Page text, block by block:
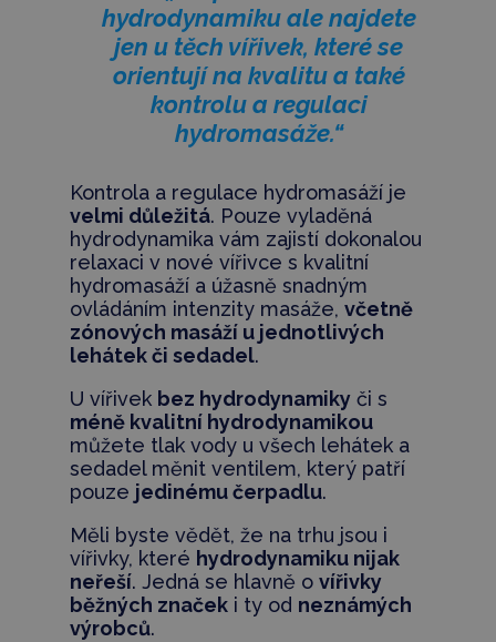
hydrodynamiku ale najdete
jen u těch vířivek, které se
orientují na kvalitu a také
kontrolu a regulaci
hydromasáže.“
Kontrola a regulace hydromasáží je
velmi důležitá. Pouze vyladěná
hydrodynamika vám zajistí dokonalou
relaxaci v nové vířivce s kvalitní
hydromasáží a úžasně snadným
ovládáním intenzity masáže, včetně
zónových masáží u jednotlivých
lehátek či sedadel.
U vířivek bez hydrodynamikyči s
méně kvalitní hydrodynamikou
můžete tlak vody u všech lehátek a
sedadel měnit ventilem, který patří
pouze jedinému čerpadlu.
Měli byste vědět, že na trhu jsou i
vířivky, které hydrodynamiku nijak
neřeší. Jedná se hlavně o vířivky
běžných značeki ty od neznámých
výrobců.